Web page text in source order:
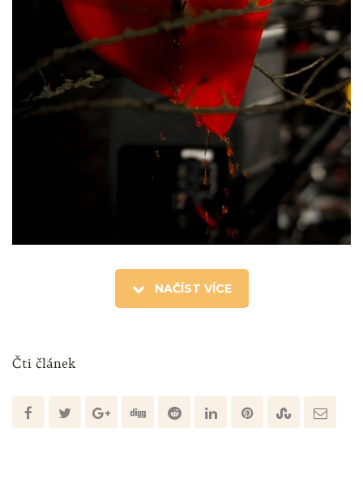
NAČÍST VÍCE
Čti článek